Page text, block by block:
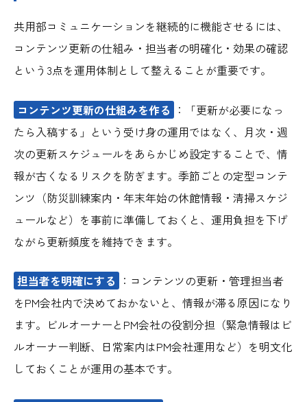
共用部コミュニケーションを継続的に機能させるには、
コンテンツ更新の仕組み・担当者の明確化・効果の確認
という3点を運用体制として整えることが重要です。
コンテンツ更新の仕組みを作る ：「更新が必要になっ
たら入稿する」という受け身の運用ではなく、月次・週
次の更新スケジュールをあらかじめ設定することで、情
報が古くなるリスクを防ぎます。季節ごとの定型コンテ
ンツ（防災訓練案内・年末年始の休館情報・清掃スケジ
ュールなど）を事前に準備しておくと、運用負担を下げ
ながら更新頻度を維持できます。
担当者を明確にする ：コンテンツの更新・管理担当者
をPM会社内で決めておかないと、情報が滞る原因になり
ます。ビルオーナーとPM会社の役割分担（緊急情報はビ
ルオーナー判断、日常案内はPM会社運用など）を明文化
しておくことが運用の基本です。